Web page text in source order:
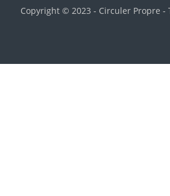
Copyright © 2023 - Circuler Propre -